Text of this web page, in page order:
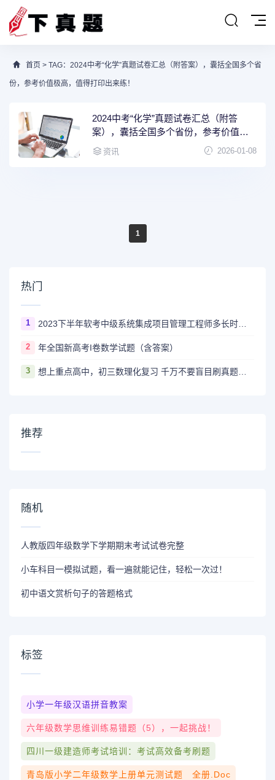
首页 > TAG：2024中考“化学”真题试卷汇总（附答案），囊括全国多个省
份，参考价值极高，值得打印出来练！
2024中考“化学”真题试卷汇总（附答
案），囊括全国多个省份，参考价值极
高，值得打印出来练！
资讯 2026-01-08
1
热门
1 2023下半年软考中级系统集成项目管理工程师多长时间出成绩
2 年全国新高考I卷数学试题（含答案）
3 想上重点高中，初三数理化复习 千万不要盲目刷真题卷和模拟卷！
推荐
随机
人教版四年级数学下学期期末考试试卷完整
小车科目一模拟试题，看一遍就能记住，轻松一次过！
初中语文赏析句子的答题格式
标签
小学一年级汉语拼音教案
六年级数学思维训练易错题（5），一起挑战！
四川一级建造师考试培训：考试高效备考刷题
青岛版小学二年级数学上册单元测试题 全册.doc